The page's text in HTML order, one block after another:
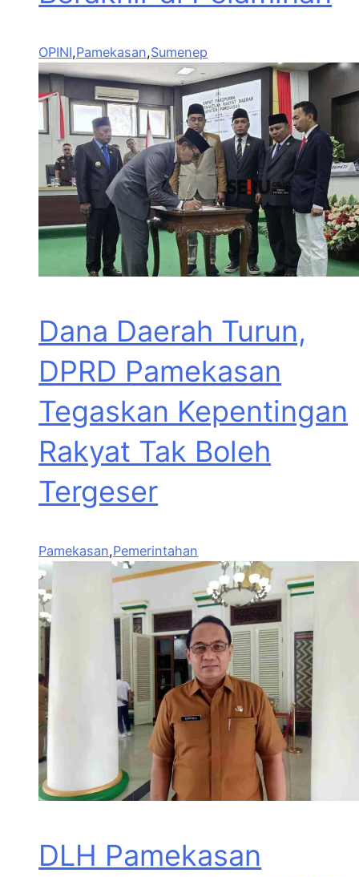
OPINI,Pamekasan,Sumenep
Dana Daerah Turun,
DPRD Pamekasan
Tegaskan Kepentingan
Rakyat Tak Boleh
Tergeser
Pamekasan,Pemerintahan
DLH Pamekasan